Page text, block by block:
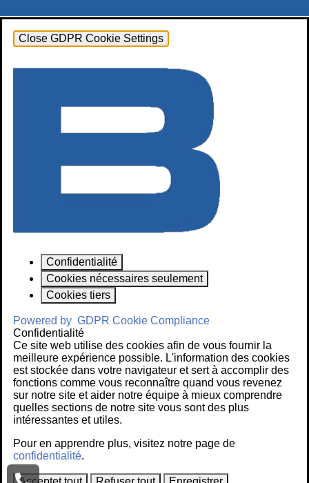
Close GDPR Cookie Settings
Confidentialité
Cookies nécessaires seulement
Cookies tiers
Powered by GDPR Cookie Compliance
Confidentialité
Ce site web utilise des cookies afin de vous fournir la
meilleure expérience possible. L'information des cookies
est stockée dans votre navigateur et sert à accomplir des
fonctions comme vous reconnaître quand vous revenez
sur notre site et aider notre équipe à mieux comprendre
quelles sections de notre site vous sont des plus
intéressantes et utiles.
Pour en apprendre plus, visitez notre page de
confidentialité.